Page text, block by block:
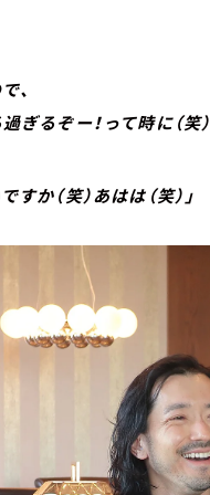
、
ぞー！って時に（笑）
か（笑）あはは（笑）」